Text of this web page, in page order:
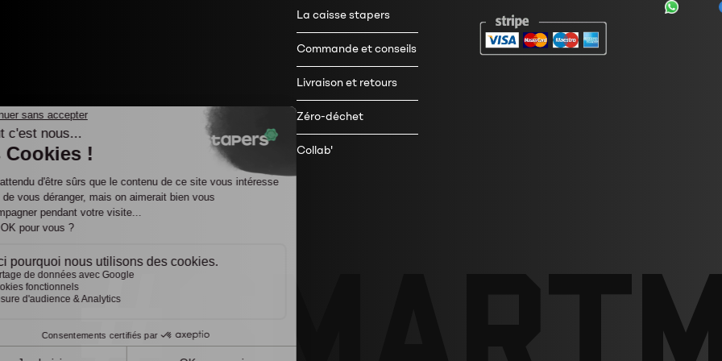
La caisse stapers
Commande et conseils
Livraison et retours
Zéro-déchet
Collab'